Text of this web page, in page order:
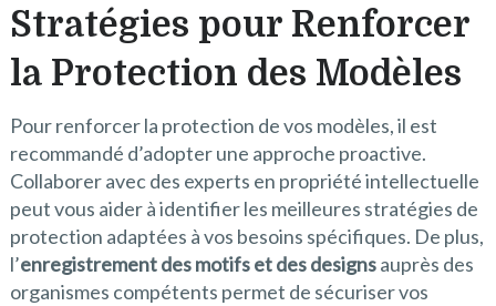
Stratégies pour Renforcer
la Protection des Modèles
Pour renforcer la protection de vos modèles, il est
recommandé d’adopter une approche proactive.
Collaborer avec des experts en propriété intellectuelle
peut vous aider à identifier les meilleures stratégies de
protection adaptées à vos besoins spécifiques. De plus,
l’enregistrement des motifs et des designsauprès des
organismes compétents permet de sécuriser vos